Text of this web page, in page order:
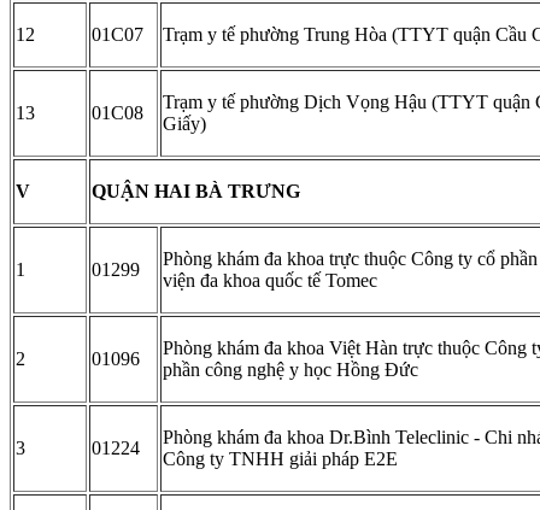
12 01C07 Trạm y tế phường Trung Hòa (TTYT quận Cầu
13 01C08
Trạm y tế phường Dịch Vọng Hậu (TTYT quận
Giấy)
V QUẬN HAI BÀ TRƯNG
1 01299
Phòng khám đa khoa trực thuộc Công ty cổ
viện đa khoa quốc tế Tomec
2 01096
Phòng khám đa khoa Việt Hàn trực thuộc Công
phần công nghệ y học Hồng Đức
3 01224
Phòng khám đa khoa Dr.Bình Teleclinic - Chi
Công ty TNHH giải pháp E2E